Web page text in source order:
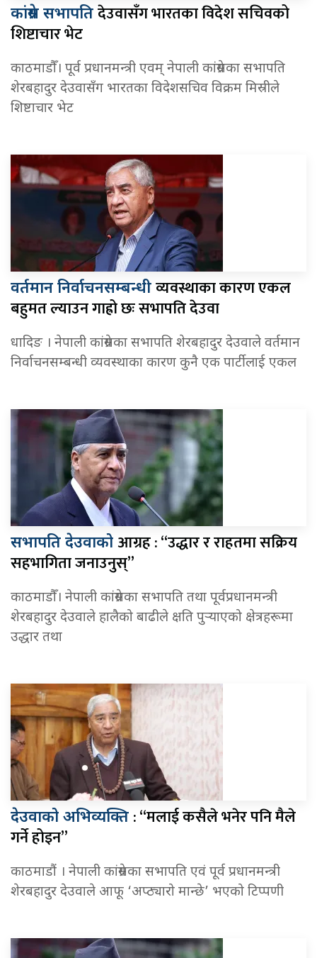
कांग्रेस सभापति देउवासँग भारतका विदेश सचिवको
शिष्टाचार भेट
काठमाडौँ। पूर्व प्रधानमन्त्री एवम् नेपाली कांग्रेसका सभापति
शेरबहादुर देउवासँग भारतका विदेशसचिव विक्रम मिस्रीले
शिष्टाचार भेट
वर्तमान निर्वाचनसम्बन्धी व्यवस्थाका कारण एकल
बहुमत ल्याउन गाह्रो छः सभापति देउवा
धादिङ । नेपाली कांग्रेसका सभापति शेरबहादुर देउवाले वर्तमान
निर्वाचनसम्बन्धी व्यवस्थाका कारण कुनै एक पार्टीलाई एकल
सभापति देउवाको आग्रह : “उद्धार र राहतमा सक्रिय
सहभागिता जनाउनुस्”
काठमाडौँ। नेपाली कांग्रेसका सभापति तथा पूर्वप्रधानमन्त्री
शेरबहादुर देउवाले हालैको बाढीले क्षति पुर्‍याएको क्षेत्रहरूमा
उद्धार तथा
देउवाको अभिव्यक्ति : “मलाई कसैले भनेर पनि मैले
गर्ने होइन”
काठमाडौं । नेपाली कांग्रेसका सभापति एवं पूर्व प्रधानमन्त्री
शेरबहादुर देउवाले आफू ‘अप्ठ्यारो मान्छे’ भएको टिप्पणी